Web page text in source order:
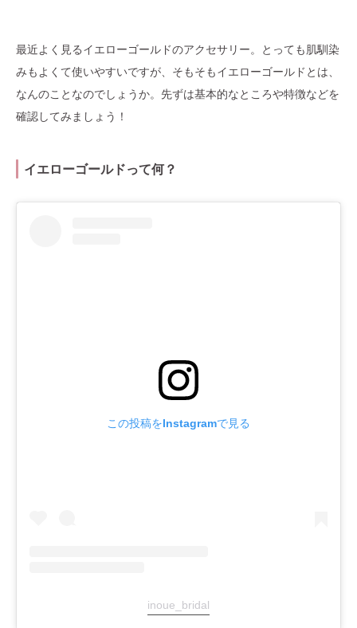
最近よく見るイエローゴールドのアクセサリー。とっても肌馴染
みもよくて使いやすいですが、そもそもイエローゴールドとは、
なんのことなのでしょうか。先ずは基本的なところや特徴などを
確認してみましょう！
イエローゴールドって何？
この投稿をInstagramで見る
inoue_bridal